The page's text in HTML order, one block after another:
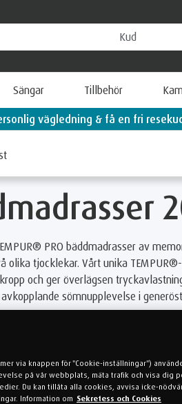
Sängar Tillbehör
vägledning & få en fri
PRO bäddmadrasser av
olika tjocklekar. Vårt unika
och ger överlägsen
avkopplande sömnupplevelse i
via knappen för "Cookie-inställningar")
på vår webbplats, mäta trafik och visa dig
Du kan tillåta alla cookies, avvisa icke-
Information om Sekretess och Cookies